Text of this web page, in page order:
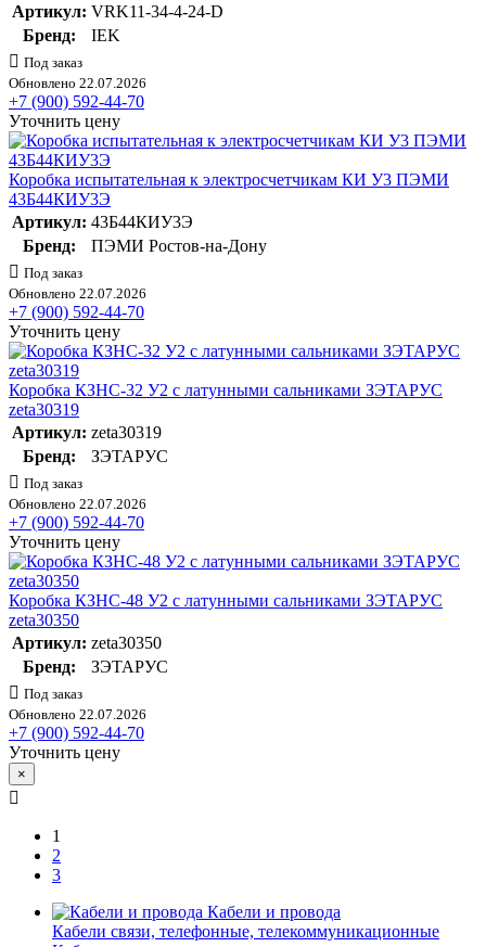
Артикул: VRK11-34-4-24-D
Бренд:
IEK
Под заказ
Обновлено 22.07.2026
+7 (900) 592-44-70
Уточнить цену
Коробка испытательная к электросчетчикам КИ У3 ПЭМИ
43Б44КИУ3Э
Артикул: 43Б44КИУ3Э
Бренд:
ПЭМИ Ростов-на-Дону
Под заказ
Обновлено 22.07.2026
+7 (900) 592-44-70
Уточнить цену
Коробка КЗНС-32 У2 с латунными сальниками ЗЭТАРУС
zeta30319
Артикул: zeta30319
Бренд:
ЗЭТАРУС
Под заказ
Обновлено 22.07.2026
+7 (900) 592-44-70
Уточнить цену
Коробка КЗНС-48 У2 с латунными сальниками ЗЭТАРУС
zeta30350
Артикул: zeta30350
Бренд:
ЗЭТАРУС
Под заказ
Обновлено 22.07.2026
+7 (900) 592-44-70
Уточнить цену
×
1
2
3
Кабели и провода
Кабели связи, телефонные, телекоммуникационные